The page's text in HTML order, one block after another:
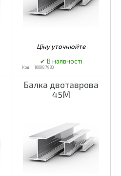
100087930
Балка двотаврова
45М